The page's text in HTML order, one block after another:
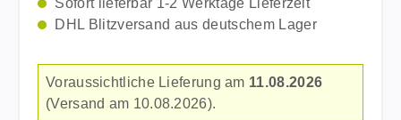
Sofort lieferbar 1-2 Werktage Lieferzeit
DHL Blitzversand aus deutschem Lager
Voraussichtliche Lieferung am 11.08.2026
(Versand am 10.08.2026).